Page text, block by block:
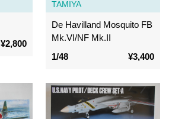
¥2,800
TAMIYA
De Havilland Mosquito FB
Mk.VI/NF Mk.II
1/48
¥3,400